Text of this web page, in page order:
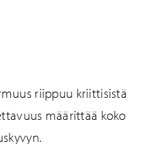
riippuu kriittisistä
määrittää koko